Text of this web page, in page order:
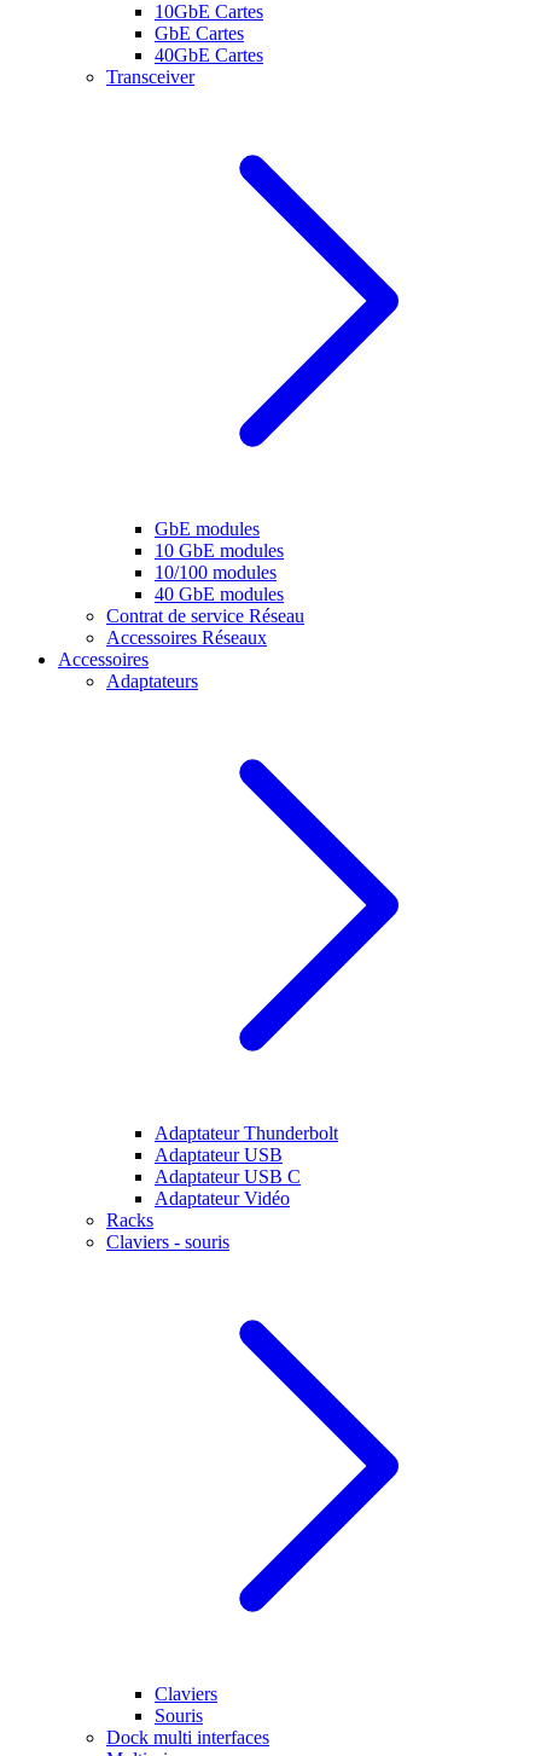
10GbE Cartes
GbE Cartes
40GbE Cartes
Transceiver
GbE modules
10 GbE modules
10/100 modules
40 GbE modules
Contrat de service Réseau
Accessoires Réseaux
Accessoires
Adaptateurs
Adaptateur Thunderbolt
Adaptateur USB
Adaptateur USB C
Adaptateur Vidéo
Racks
Claviers - souris
Claviers
Souris
Dock multi interfaces